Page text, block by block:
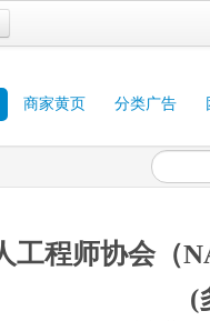
商家黄页 分类广告
工程师协会（
(